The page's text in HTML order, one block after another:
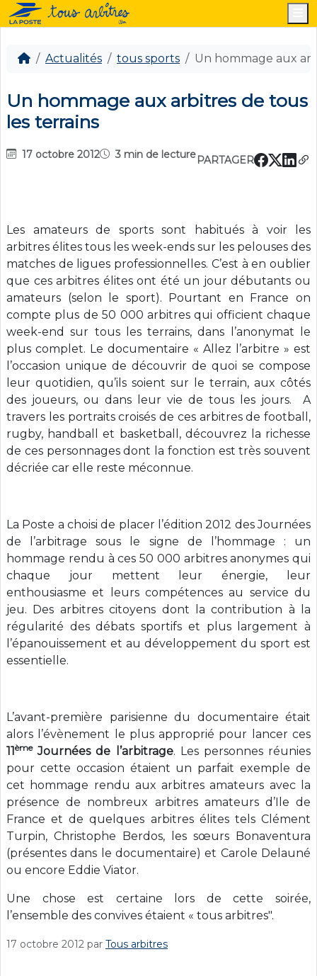
Actualités tous sports Un hommage aux
Un hommage aux arbitres de tous
les terrains
17 octobre 2012 3 min de lecturePARTAGER
Les amateurs de sports sont habitués à voir les
arbitres élites tous les week-ends sur les pelouses des
matches de ligues professionnelles. C’est à en oublier
que ces arbitres élites ont été un jour débutants ou
amateurs (selon le sport). Pourtant en France on
compte plus de 50 000 arbitres qui officient chaque
week-end sur tous les terrains, dans l’anonymat le
plus complet. Le documentaire « Allez l’arbitre » est
l’occasion unique de découvrir de quoi se compose
leur quotidien, qu’ils soient sur le terrain, aux côtés
des joueurs, ou dans leur vie de tous les jours. A
travers les portraits croisés de ces arbitres de football,
rugby, handball et basketball, découvrez la richesse
de ces personnages dont la fonction est très souvent
décriée car elle reste méconnue.
La Poste a choisi de placer l’édition 2012 des Journées
de l’arbitrage sous le signe de l’hommage : un
hommage rendu à ces 50 000 arbitres anonymes qui
chaque jour mettent leur énergie, leur
enthousiasme et leurs compétences au service du
jeu. Des arbitres citoyens dont la contribution à la
régularité des débats sportifs et plus largement à
l’épanouissement et au développement du sport est
essentielle.
L’avant-première parisienne du documentaire était
alors l’évènement le plus approprié pour lancer ces
11èmeJournées de l’arbitrage. Les personnes réunies
pour cette occasion étaient un parfait exemple de
cet hommage rendu aux arbitres amateurs avec la
présence de nombreux arbitres amateurs d’Ile de
France et de quelques arbitres élites tels Clément
Turpin, Christophe Berdos, les sœurs Bonaventura
(présentes dans le documentaire) et Carole Delauné
ou encore Eddie Viator.
Une chose est certaine lors de cette soirée,
l’ensemble des convives étaient « tous arbitres".
17 octobre 2012 par Tous arbitres